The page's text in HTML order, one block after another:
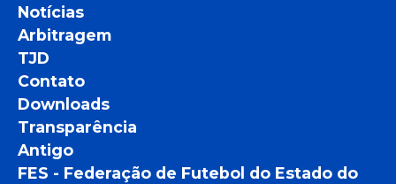
Notícias
Arbitragem
TJD
Contato
Downloads
Transparência
Antigo
FES - Federação de Futebol do Estado do